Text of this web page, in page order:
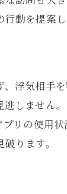
動を提案し
浮気相手
しません
リの使用
ります。